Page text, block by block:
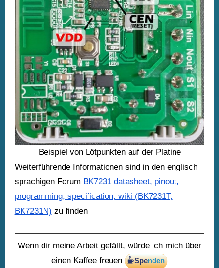
Beispiel von Lötpunkten auf der Platine
Weiterführende Informationen sind in den englisch
sprachigen Forum BK7231 datasheet, pinout,
programming, specification, wiki (BK7231T,
BK7231N) zu finden
Wenn dir meine Arbeit gefällt, würde ich mich über
einen Kaffee freuen